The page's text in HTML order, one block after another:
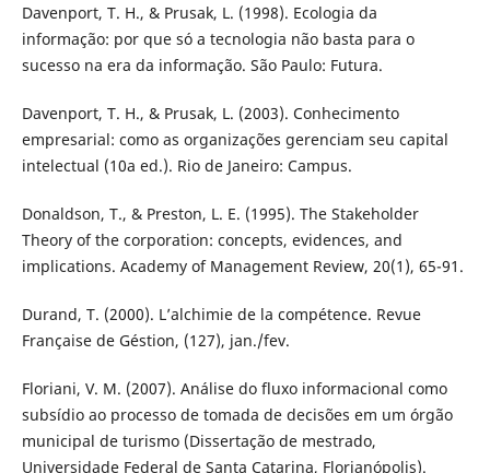
Davenport, T. H., & Prusak, L. (1998). Ecologia da
informação: por que só a tecnologia não basta para o
sucesso na era da informação. São Paulo: Futura.
Davenport, T. H., & Prusak, L. (2003). Conhecimento
empresarial: como as organizações gerenciam seu capital
intelectual (10a ed.). Rio de Janeiro: Campus.
Donaldson, T., & Preston, L. E. (1995). The Stakeholder
Theory of the corporation: concepts, evidences, and
implications. Academy of Management Review, 20(1), 65-91.
Durand, T. (2000). L’alchimie de la compétence. Revue
Française de Géstion, (127), jan./fev.
Floriani, V. M. (2007). Análise do fluxo informacional como
subsídio ao processo de tomada de decisões em um órgão
municipal de turismo (Dissertação de mestrado,
Universidade Federal de Santa Catarina, Florianópolis).